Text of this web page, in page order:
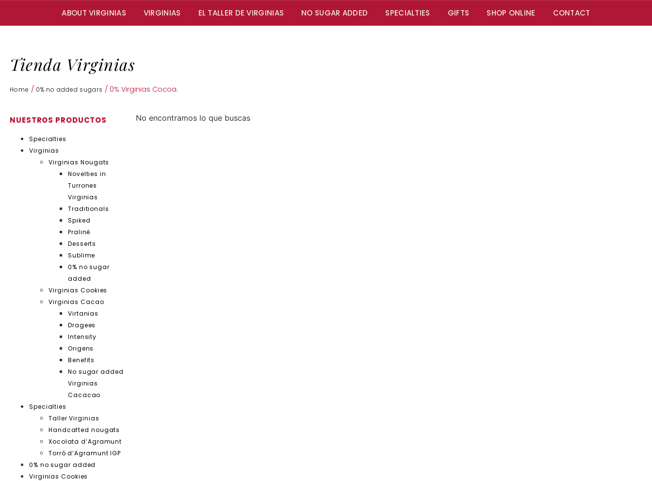
ABOUT VIRGINIAS VIRGINIAS EL TALLER DE VIRGINIAS NO SUGAR ADDED SPECIALTIES GIFTS SHOP ONLINE CONTACT
Tienda Virginias
Home / 0% no added sugars / 0% Virginias Cocoa.
NUESTROS PRODUCTOS
Specialties
Virginias
Virginias Nougats
Novelties in
Turrones
Virginias
Traditionals
Spiked
Praliné
Desserts
Sublime
0% no sugar
added
Virginias Cookies
Virginias Cacao
Virtanias
Dragees
Intensity
Origens
Benefits
No sugar added
Virginias
Cacacao
Specialties
Taller Virginias
Handcafted nougats
Xocolata d’Agramunt
Torró d’Agramunt IGP
0% no sugar added
Virginias Cookies
No encontramos lo que buscas